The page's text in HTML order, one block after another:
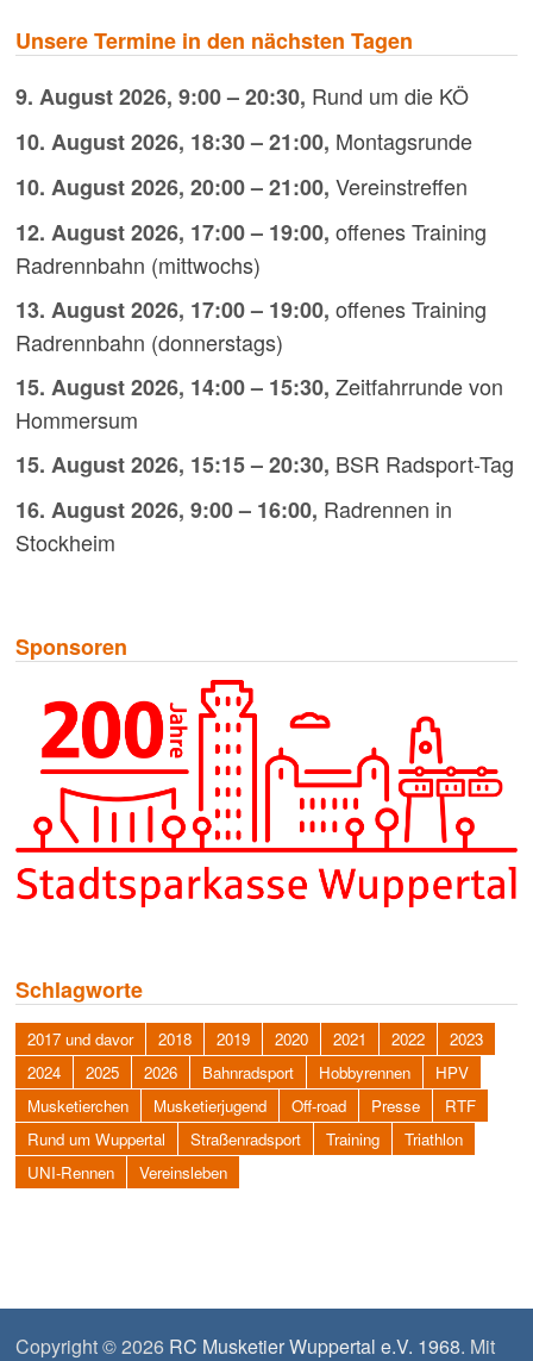
Unsere Termine in den nächsten Tagen
9. August 2026, 9:00– 20:30, Rund um die KÖ
10. August 2026, 18:30– 21:00, Montagsrunde
10. August 2026, 20:00– 21:00, Vereinstreffen
12. August 2026, 17:00– 19:00, offenes Training
Radrennbahn (mittwochs)
13. August 2026, 17:00– 19:00, offenes Training
Radrennbahn (donnerstags)
15. August 2026, 14:00– 15:30, Zeitfahrrunde von
Hommersum
15. August 2026, 15:15– 20:30, BSR Radsport-Tag
16. August 2026, 9:00– 16:00, Radrennen in
Stockheim
Sponsoren
Schlagworte
2017 und davor 2018 2019 2020 2021 2022
2023
2024
2025 2026 Bahnradsport Hobbyrennen
HPV
Musketierchen
Musketierjugend Off-road Presse
RTF
Rund um Wuppertal
Straßenradsport Training
Triathlon
UNI-Rennen
Vereinsleben
Copyright © 2026 RC Musketier Wuppertal e.V. 1968. Mit